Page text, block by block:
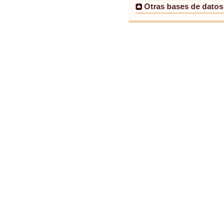
Otras bases de datos